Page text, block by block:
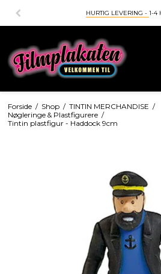
HURTIG LEVERING - 1-4
Forside / Shop / TINTIN MERCHANDISE /
Nøgleringe & Plastfigurere /
Tintin plastfigur - Haddock 9cm